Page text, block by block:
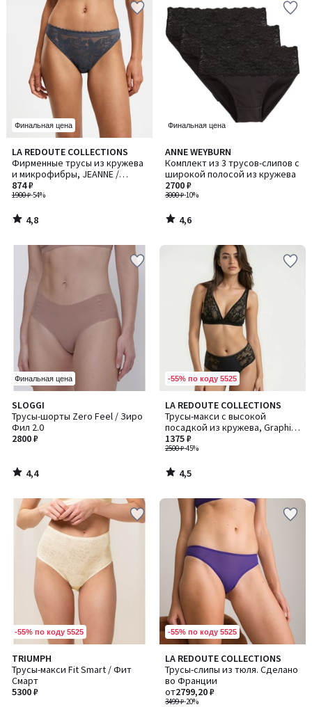
Финальная цена
LA REDOUTE COLLECTIONS
Фирменные трусы из кружева
и микрофибры, JEANNE /
ДЖЕНН
1900 ₽-54%
874 ₽
4,8
/ 5
4,8
/
Финальная цена
ANNE WEYBURN
Комплект из 3 трусов-слипов с
широкой полосой из кружева
3000 ₽-10%
2700 ₽
4,6
/ 5
4,6
/
Финальная цена
SLOGGI
Трусы-шорты Zero Feel / Зиро
Фил 2.0
2800 ₽
4,4
/ 5
4,4
/
-55% по коду 5525
LA REDOUTE COLLECTIONS
Трусы-макси с высокой
посадкой из кружева, Graphic
/ График
2500 ₽-45%
1375 ₽
4,5
/ 5
4,5
/
-55% по коду 5525
TRIUMPH
Трусы-макси Fit Smart / Фит
Смарт
5300 ₽
4,6
/ 5
-55% по коду 5525
LA REDOUTE COLLECTIONS
Трусы-слипы из тюля. Сделано
во Франции
3499 ₽-20%
от2799,20 ₽